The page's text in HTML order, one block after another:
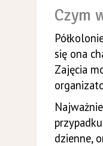
Czym
się ona
Zajęcia
dzienne,